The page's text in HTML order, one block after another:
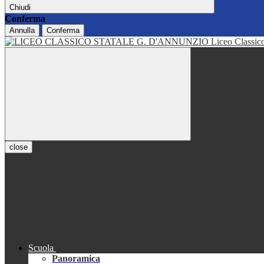
Chiudi
Conferma
Annulla Conferma
Liceo
close
Scuola
Panoramica